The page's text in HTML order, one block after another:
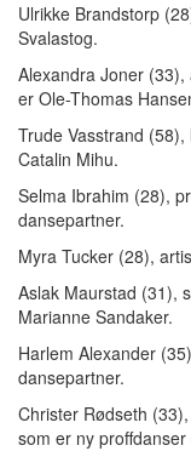
Ulrikke Brandstorp
Svalastog.
Alexandra Joner
er Ole-Thomas
Trude Vasstrand
Catalin Mihu.
Selma Ibrahim (28),
dansepartner.
Myra Tucker (28),
Aslak Maurstad (31),
Marianne Sandaker.
Harlem Alexander
dansepartner.
Christer Rødseth
som er ny